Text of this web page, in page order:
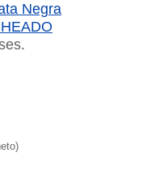
Negra